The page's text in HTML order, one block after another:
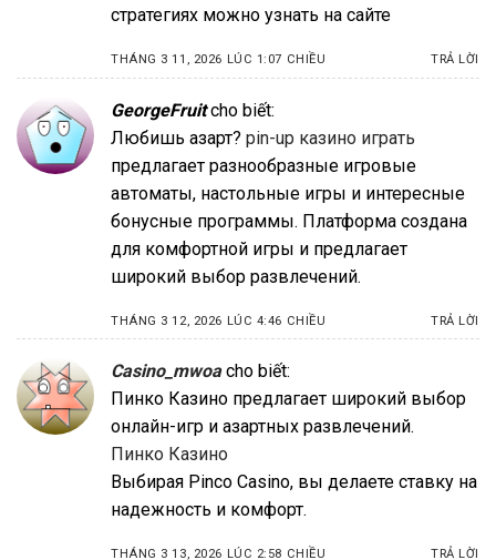
стратегиях можно узнать на сайте
THÁNG 3 11, 2026 LÚC 1:07 CHIỀU TRẢ LỜI
GeorgeFruit cho biết:
Любишь азарт? pin-up казино играть
предлагает разнообразные игровые
автоматы, настольные игры и интересные
бонусные программы. Платформа создана
для комфортной игры и предлагает
широкий выбор развлечений.
THÁNG 3 12, 2026 LÚC 4:46 CHIỀU TRẢ LỜI
Casino_mwoa cho biết:
Пинко Казино предлагает широкий выбор
онлайн-игр и азартных развлечений.
Пинко Казино
Выбирая Pinco Casino, вы делаете ставку на
надежность и комфорт.
THÁNG 3 13, 2026 LÚC 2:58 CHIỀU TRẢ LỜI